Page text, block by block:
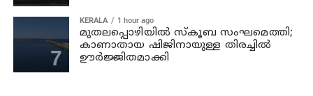
KERALA 1 hour ago
മുതലപ്പൊഴിയില്‍ സ്‌കൂബ സംഘമെത്തി;
കാണാതായ ഷിജിനായുള്ള തിരച്ചില്‍
ഊര്‍ജ്ജിതമാക്കി